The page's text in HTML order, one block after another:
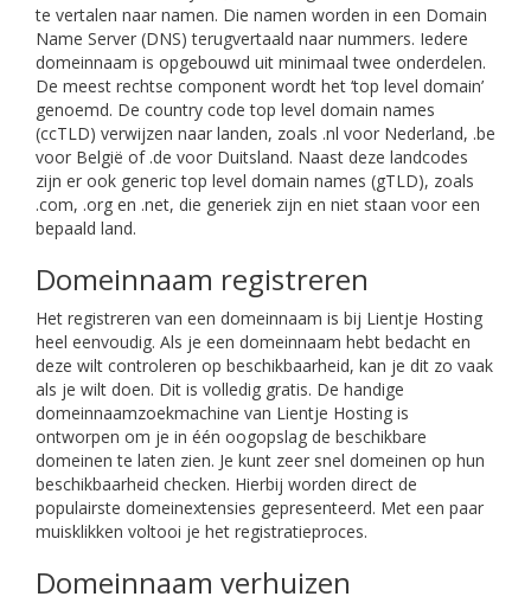
te vertalen naar namen. Die namen worden in een Domain
Name Server (DNS) terugvertaald naar nummers. Iedere
domeinnaam is opgebouwd uit minimaal twee onderdelen.
De meest rechtse component wordt het ‘top level domain’
genoemd. De country code top level domain names
(ccTLD) verwijzen naar landen, zoals .nl voor Nederland, .be
voor België of .de voor Duitsland. Naast deze landcodes
zijn er ook generic top level domain names (gTLD), zoals
.com, .org en .net, die generiek zijn en niet staan voor een
bepaald land.
Domeinnaam registreren
Het registreren van een domeinnaam is bij Lientje Hosting
heel eenvoudig. Als je een domeinnaam hebt bedacht en
deze wilt controleren op beschikbaarheid, kan je dit zo vaak
als je wilt doen. Dit is volledig gratis. De handige
domeinnaamzoekmachine van Lientje Hosting is
ontworpen om je in één oogopslag de beschikbare
domeinen te laten zien. Je kunt zeer snel domeinen op hun
beschikbaarheid checken. Hierbij worden direct de
populairste domeinextensies gepresenteerd. Met een paar
muisklikken voltooi je het registratieproces.
Domeinnaam verhuizen